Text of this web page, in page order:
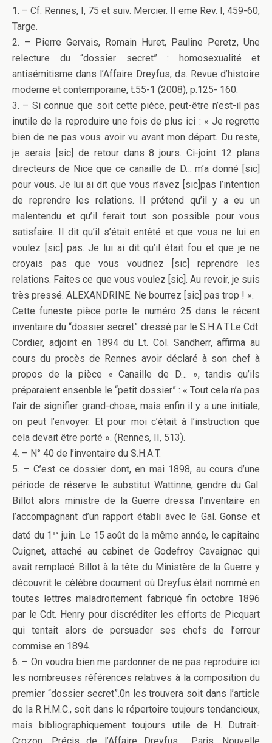
1. – Cf. Rennes, I, 75 et suiv. Mercier. II eme Rev. I, 459-60,
Targe.
2. – Pierre Gervais, Romain Huret, Pauline Peretz, Une
relecture du “dossier secret” : homosexualité et
antisémitisme dans l’Affaire Dreyfus, ds. Revue d’histoire
moderne et contemporaine, t.55-1 (2008), p.125- 160.
3. – Si connue que soit cette pièce, peut-être n’est-il pas
inutile de la reproduire une fois de plus ici : « Je regrette
bien de ne pas vous avoir vu avant mon départ. Du reste,
je serais [sic] de retour dans 8 jours. Ci-joint 12 plans
directeurs de Nice que ce canaille de D… m’a donné [sic]
pour vous. Je lui ai dit que vous n’avez [sic]pas l’intention
de reprendre les relations. Il prétend qu’il y a eu un
malentendu et qu’il ferait tout son possible pour vous
satisfaire. Il dit qu’il s’était entêté et que vous ne lui en
voulez [sic] pas. Je lui ai dit qu’il était fou et que je ne
croyais pas que vous voudriez [sic] reprendre les
relations. Faites ce que vous voulez [sic]. Au revoir, je suis
très pressé. ALEXANDRINE. Ne bourrez [sic] pas trop ! ».
Cette funeste pièce porte le numéro 25 dans le récent
inventaire du “dossier secret” dressé par le S.H.A.T.Le Cdt.
Cordier, adjoint en 1894 du Lt. Col. Sandherr, affirma au
cours du procès de Rennes avoir déclaré à son chef à
propos de la pièce « Canaille de D… », tandis qu’ils
préparaient ensenble le “petit dossier” : « Tout cela n’a pas
l’air de signifier grand-chose, mais enfin il y a une initiale,
on peut l’envoyer. Et pour moi c’était à l’instruction que
cela devait être porté ». (Rennes, II, 513).
4. – N° 40 de l’inventaire du S.H.A.T.
5. – C’est ce dossier dont, en mai 1898, au cours d’une
période de réserve le substitut Wattinne, gendre du Gal.
Billot alors ministre de la Guerre dressa l’inventaire en
l’accompagnant d’un rapport établi avec le Gal. Gonse et
daté du 1 er juin. Le 15 août de la même année, le capitaine
Cuignet, attaché au cabinet de Godefroy Cavaignac qui
avait remplacé Billot à la tête du Ministère de la Guerre y
découvrit le célèbre document où Dreyfus était nommé en
toutes lettres maladroitement fabriqué fin octobre 1896
par le Cdt. Henry pour discréditer les efforts de Picquart
qui tentait alors de persuader ses chefs de l’erreur
commise en 1894.
6. – On voudra bien me pardonner de ne pas reproduire ici
les nombreuses références relatives à la composition du
premier “dossier secret”.0n les trouvera soit dans l’article
de la R.H.M.C., soit dans le répertoire toujours tendancieux,
mais bibliographiquement toujours utile de H. Dutrait-